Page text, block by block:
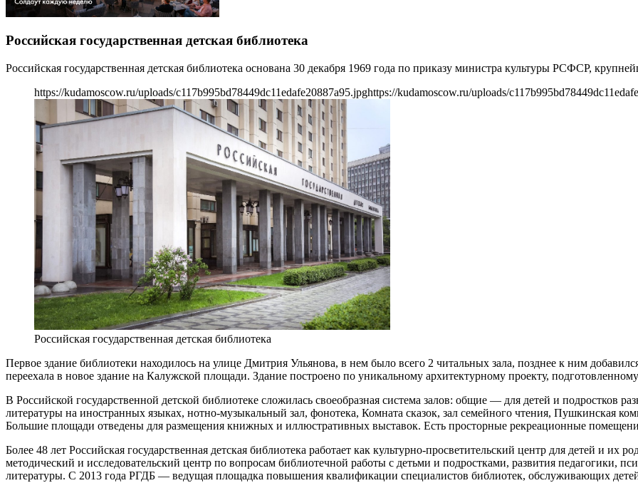
Российская государственная детская библиотека
Российская государственная детская библиотека основана 30 декабря 1969 года по приказу министра культуры РСФСР,
https://kudamoscow.ru/uploads/c117b995bd78449dc11edafe20887a95.jpghttps://kudamoscow.ru/uploads/
Российская государственная детская библиотека
Первое здание библиотеки находилось на улице Дмитрия Ульянова, в нем было всего 2 читальных зала, позднее к ним
переехала в новое здание на Калужской площади. Здание построено по уникальному архитектурному проекту,
В Российской государственной детской библиотеке сложилась своеобразная система залов: общие — для детей и подростков
литературы на иностранных языках, нотно-музыкальный зал, фонотека, Комната сказок, зал семейного чтения, Пушкинская
Большие площади отведены для размещения книжных и иллюстративных выставок. Есть просторные рекреационные
Более 48 лет Российская государственная детская библиотека работает как культурно-просветительский центр для детей и
методический и исследовательский центр по вопросам библиотечной работы с детьми и подростками, развития педагогики,
литературы. С 2013 года РГДБ — ведущая площадка повышения квалификации специалистов библиотек, обслуживающих